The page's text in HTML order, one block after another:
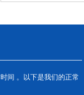
间 。以下是我们的正常